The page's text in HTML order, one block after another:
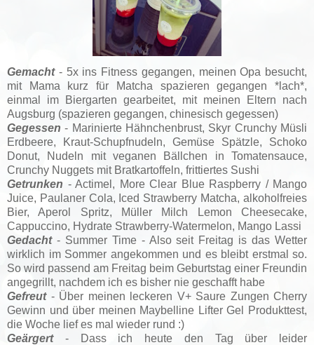
Gemacht- 5x ins Fitness gegangen, meinen Opa besucht,
mit Mama kurz für Matcha spazieren gegangen *lach*,
einmal im Biergarten gearbeitet, mit meinen Eltern nach
Augsburg (spazieren gegangen, chinesisch gegessen)
Gegessen - Marinierte Hähnchenbrust, Skyr Crunchy Müsli
Erdbeere, Kraut-Schupfnudeln, Gemüse Spätzle, Schoko
Donut, Nudeln mit veganen Bällchen in Tomatensauce,
Crunchy Nuggets mit Bratkartoffeln, frittiertes Sushi
Getrunken - Actimel, More Clear Blue Raspberry / Mango
Juice, Paulaner Cola, Iced Strawberry Matcha, alkoholfreies
Bier, Aperol Spritz, Müller Milch Lemon Cheesecake,
Cappuccino, Hydrate Strawberry-Watermelon, Mango Lassi
Gedacht- Summer Time - Also seit Freitag is das Wetter
wirklich im Sommer angekommen und es bleibt erstmal so.
So wird passend am Freitag beim Geburtstag einer Freundin
angegrillt, nachdem ich es bisher nie geschafft habe
Gefreut- Über meinen leckeren V+ Saure Zungen Cherry
Gewinn und über meinen Maybelline Lifter Gel Produkttest,
die Woche lief es mal wieder rund :)
Geärgert- Dass ich heute den Tag über leider